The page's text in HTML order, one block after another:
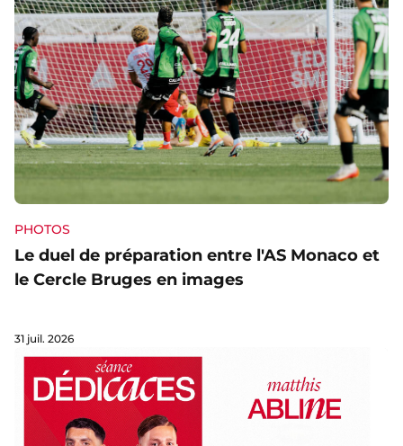
PHOTOS
Le duel de préparation entre l'AS Monaco et
le Cercle Bruges en images
31 juil. 2026